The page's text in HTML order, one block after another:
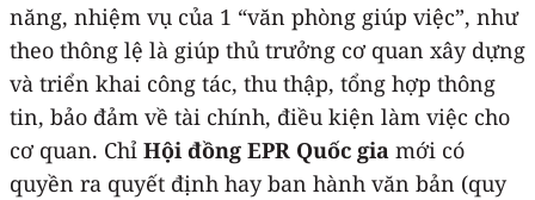
năng, nhiệm vụ của 1 “văn phòng giúp việc”, như
theo thông lệ là giúp thủ trưởng cơ quan xây dựng
và triển khai công tác, thu thập, tổng hợp thông
tin, bảo đảm về tài chính, điều kiện làm việc cho
cơ quan. Chỉ Hội đồng EPR Quốc gia mới có
quyền ra quyết định hay ban hành văn bản (quy